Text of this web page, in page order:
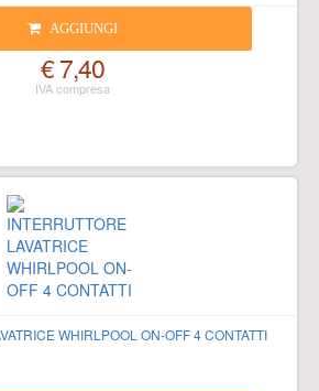
AGGIUNGI
€ 7,40
WHIRLPOOL ON-OFF 4 CONTATTI